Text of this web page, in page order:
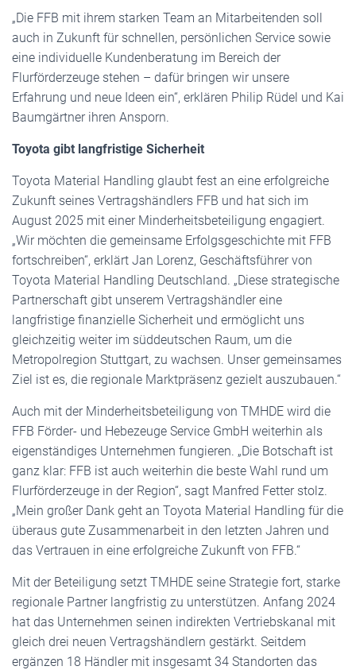
„Die FFB mit ihrem starken Team an Mitarbeitenden soll
auch in Zukunft für schnellen, persönlichen Service sowie
eine individuelle Kundenberatung im Bereich der
Flurförderzeuge stehen – dafür bringen wir unsere
Erfahrung und neue Ideen ein“, erklären Philip Rüdel und Kai
Baumgärtner ihren Ansporn.
Toyota gibt langfristige Sicherheit
Toyota Material Handling glaubt fest an eine erfolgreiche
Zukunft seines Vertragshändlers FFB und hat sich im
August 2025 mit einer Minderheitsbeteiligung engagiert.
„Wir möchten die gemeinsame Erfolgsgeschichte mit FFB
fortschreiben“, erklärt Jan Lorenz, Geschäftsführer von
Toyota Material Handling Deutschland. „Diese strategische
Partnerschaft gibt unserem Vertragshändler eine
langfristige finanzielle Sicherheit und ermöglicht uns
gleichzeitig weiter im süddeutschen Raum, um die
Metropolregion Stuttgart, zu wachsen. Unser gemeinsames
Ziel ist es, die regionale Marktpräsenz gezielt auszubauen.“
Auch mit der Minderheitsbeteiligung von TMHDE wird die
FFB Förder- und Hebezeuge Service GmbH weiterhin als
eigenständiges Unternehmen fungieren. „Die Botschaft ist
ganz klar: FFB ist auch weiterhin die beste Wahl rund um
Flurförderzeuge in der Region“, sagt Manfred Fetter stolz.
„Mein großer Dank geht an Toyota Material Handling für die
überaus gute Zusammenarbeit in den letzten Jahren und
das Vertrauen in eine erfolgreiche Zukunft von FFB.“
Mit der Beteiligung setzt TMHDE seine Strategie fort, starke
regionale Partner langfristig zu unterstützen. Anfang 2024
hat das Unternehmen seinen indirekten Vertriebskanal mit
gleich drei neuen Vertragshändlern gestärkt. Seitdem
ergänzen 18 Händler mit insgesamt 34 Standorten das